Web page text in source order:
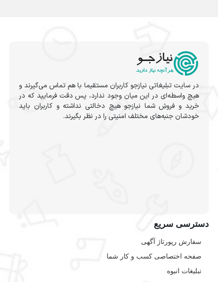
در سایت تبلیغاتی نیازجو کاربران مستقیما با هم تماس می‌گیرند و
هیچ واسطه‌ای در این میان وجود ندارد، پس دقت فرمایید که در
خرید و فروشِ شما نیازجو هیچ دخالتی نداشته و کاربران باید
خودشان جنبه‌های مختلف امنیتی را در نظر بگیرند.
دسترسی سریع
سفارش رپورتاژ آگهی
صفحه اختصاصی کسب و کار شما
تبلیغات انبوه